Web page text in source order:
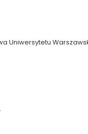
Uniwersytetu